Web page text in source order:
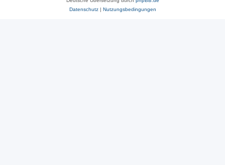
Datenschutz| Nutzungsbedingungen